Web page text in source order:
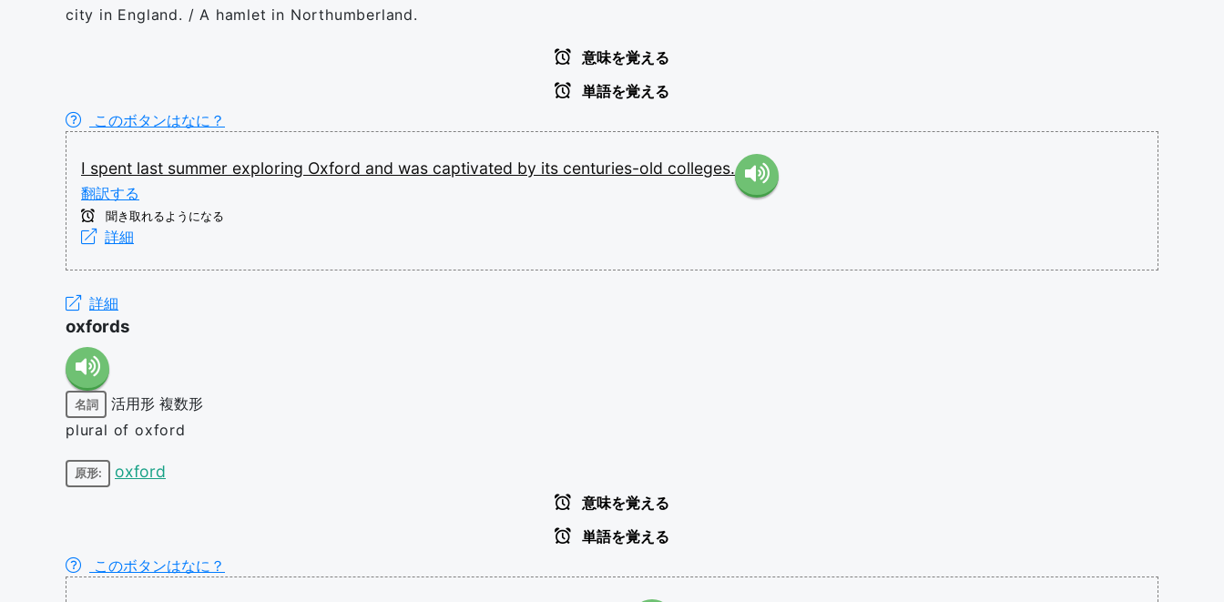
city in England. / A hamlet in Northumberland.
意味を覚える
単語を覚える
このボタンはなに？
I spent last summer exploring Oxford and was captivated by its centuries-old colleges.
翻訳する
聞き取れるようになる
詳細
詳細
oxfords
名詞 活用形 複数形
plural of oxford
原形: oxford
意味を覚える
単語を覚える
このボタンはなに？